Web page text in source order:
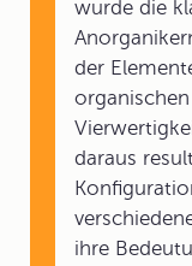
wurde die
der
daraus
ihre